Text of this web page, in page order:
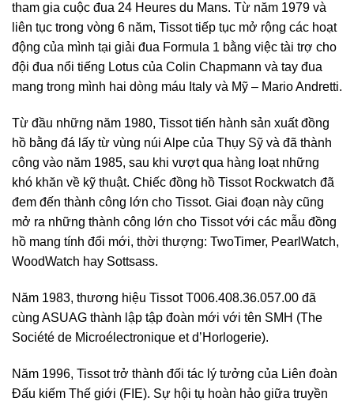
tham gia cuộc đua 24 Heures du Mans. Từ năm 1979 và
liên tục trong vòng 6 năm, Tissot tiếp tục mở rộng các hoạt
động của mình tại giải đua Formula 1 bằng việc tài trợ cho
đội đua nổi tiếng Lotus của Colin Chapmann và tay đua
mang trong mình hai dòng máu Italy và Mỹ – Mario Andretti.
Từ đầu những năm 1980, Tissot tiến hành sản xuất đồng
hồ bằng đá lấy từ vùng núi Alpe của Thụy Sỹ và đã thành
công vào năm 1985, sau khi vượt qua hàng loạt những
khó khăn về kỹ thuật. Chiếc đồng hồ Tissot Rockwatch đã
đem đến thành công lớn cho Tissot. Giai đoạn này cũng
mở ra những thành công lớn cho Tissot với các mẫu đồng
hồ mang tính đổi mới, thời thượng: TwoTimer, PearlWatch,
WoodWatch hay Sottsass.
Năm 1983, thương hiệu Tissot T006.408.36.057.00 đã
cùng ASUAG thành lập tập đoàn mới với tên SMH (The
Société de Microélectronique et d’Horlogerie).
Năm 1996, Tissot trở thành đối tác lý tưởng của Liên đoàn
Đấu kiếm Thế giới (FIE). Sự hội tụ hoàn hảo giữa truyền